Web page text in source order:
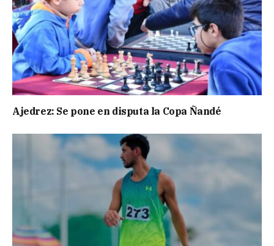
Ajedrez: Se pone en disputa la Copa Ñandé